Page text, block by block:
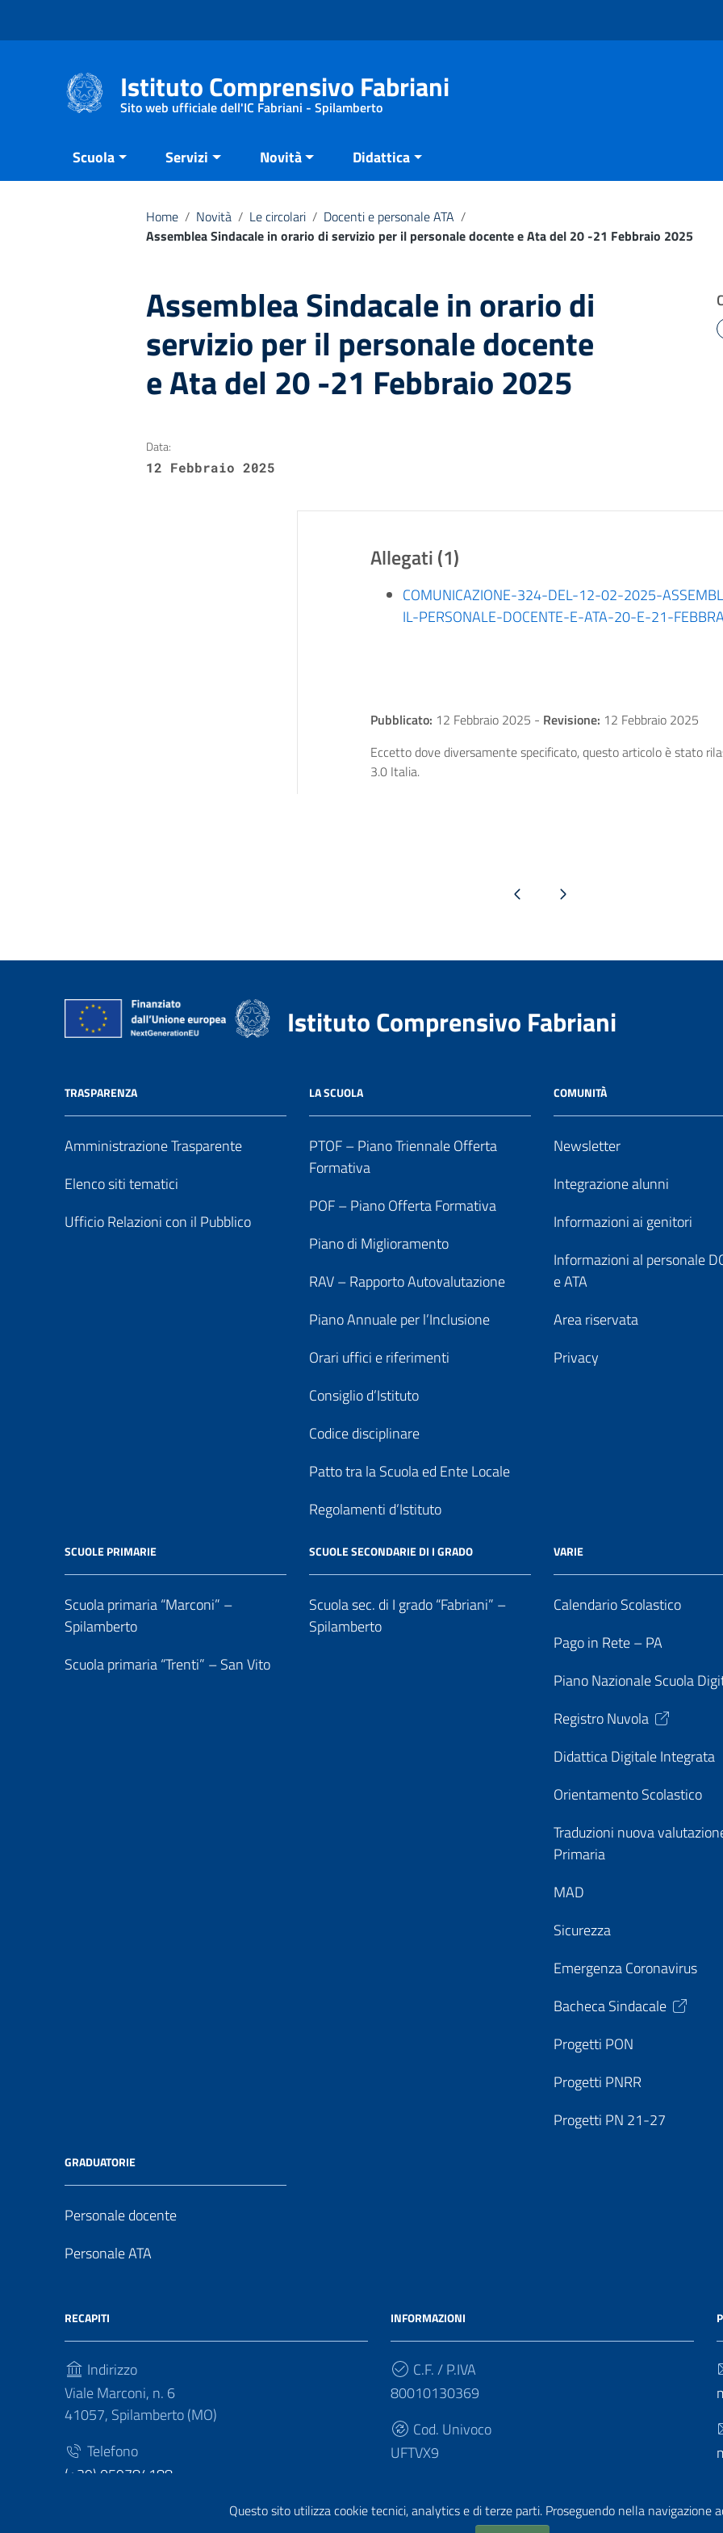
Questo sito utilizza cookie tecnici, analytics e di terze parti. Proseguendo nella navigazione
Istituto Comprensivo Fabriani
Sito web ufficiale dell'IC Fabriani - Spilamberto
Scuola Servizi Novità Didattica
Home / Novità / Le circolari / Docenti e personale ATA /
Assemblea Sindacale in orario di servizio per il personale docente e Ata del 20 -21 Febbraio 2025
Assemblea Sindacale in orario di
servizio per il personale docente
e Ata del 20 -21 Febbraio 2025
Data:
12 Febbraio 2025
Allegati (1)
COMUNICAZIONE-324-DEL-12-02-2025-
IL-PERSONALE-DOCENTE-E-ATA-20-E-21-
Pubblicato: 12 Febbraio 2025 - Revisione: 12 Febbraio 2025
Eccetto dove diversamente specificato, questo articolo è stato
3.0 Italia.
Pagina precedentePagina successiva
Istituto Comprensivo Fabriani
TRASPARENZA
Amministrazione Trasparente
Elenco siti tematici
Ufficio Relazioni con il Pubblico
LA SCUOLA
PTOF – Piano Triennale Offerta
Formativa
POF – Piano Offerta Formativa
Piano di Miglioramento
RAV – Rapporto Autovalutazione
Piano Annuale per l’Inclusione
Orari uffici e riferimenti
Consiglio d’Istituto
Codice disciplinare
Patto tra la Scuola ed Ente Locale
Regolamenti d’Istituto
COMUNITÀ
Newsletter
Integrazione alunni
Informazioni ai genitori
Informazioni al personale
e ATA
Area riservata
Privacy
SCUOLE PRIMARIE
Scuola primaria “Marconi” –
Spilamberto
Scuola primaria “Trenti” – San Vito
SCUOLE SECONDARIE DI I GRADO
Scuola sec. di I grado “Fabriani” –
Spilamberto
VARIE
Calendario Scolastico
Pago in Rete – PA
Piano Nazionale Scuola
Registro Nuvola
Didattica Digitale Integrata
Orientamento Scolastico
Traduzioni nuova
Primaria
MAD
Sicurezza
Emergenza Coronavirus
Bacheca Sindacale
Progetti PON
Progetti PNRR
Progetti PN 21-27
GRADUATORIE
Personale docente
Personale ATA
RECAPITI
Indirizzo
Viale Marconi, n. 6
41057, Spilamberto (MO)
Telefono
(+39) 059784188
INFORMAZIONI
C.F. / P.IVA
80010130369
Cod. Univoco
UFTVX9